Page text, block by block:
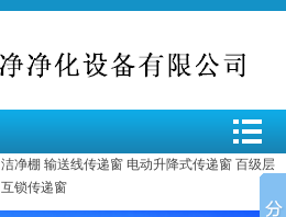
洁净棚 输送线传递窗 电动升降式传递窗 百级层
互锁传递窗